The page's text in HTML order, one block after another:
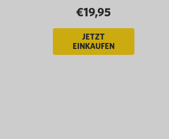
€19,95
JETZT
EINKAUFEN